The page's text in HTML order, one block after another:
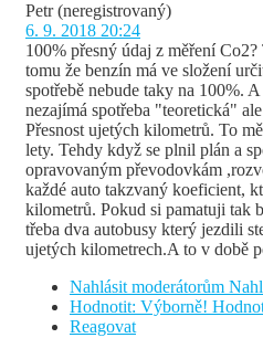
Petr (neregistrovaný)
6. 9. 2018 20:24
100% přesný údaj z měření
tomu že benzín má ve složení
spotřebě nebude taky na 100%.
nezajímá spotřeba "teoretická"
Přesnost ujetých kilometrů. To
lety. Tehdy když se plnil plán a
opravovaným převodovkám
každé auto takzvaný koeficient,
kilometrů. Pokud si pamatuji tak
třeba dva autobusy který jezdili
ujetých kilometrech.A to v době
Nahlásit moderátorům
Hodnotit: Výborně!
Reagovat